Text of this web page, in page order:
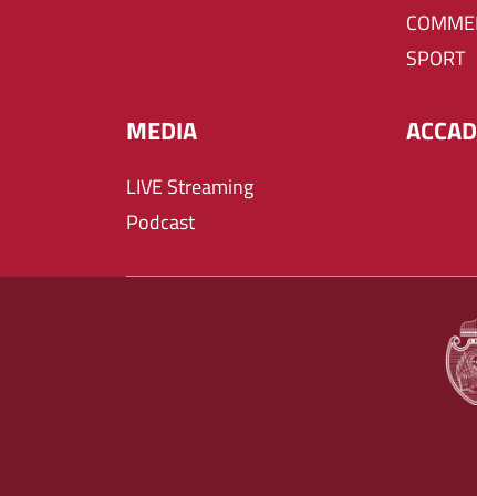
SPORT
MEDIA
LIVE Streaming
Podcast